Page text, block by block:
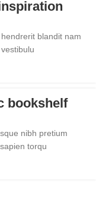
blandit nam
bookshelf
nibh pretium
torqu...